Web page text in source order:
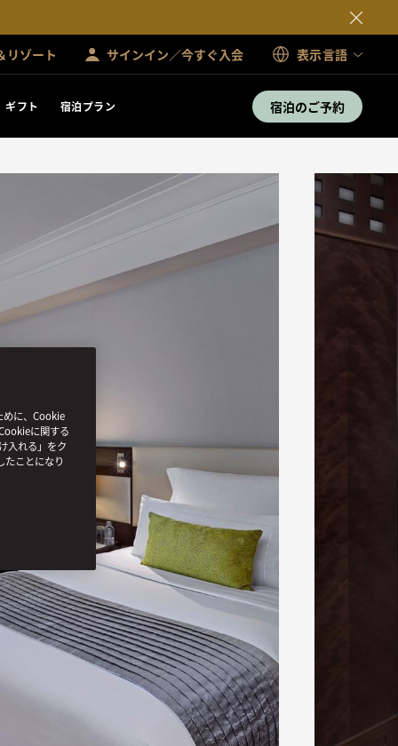
リゾート サインイン／今すぐ入会 表示言語
ギフト 宿泊プラン 宿泊のご予約
めに、Cookie
に関する
入れる」をク
たことになり